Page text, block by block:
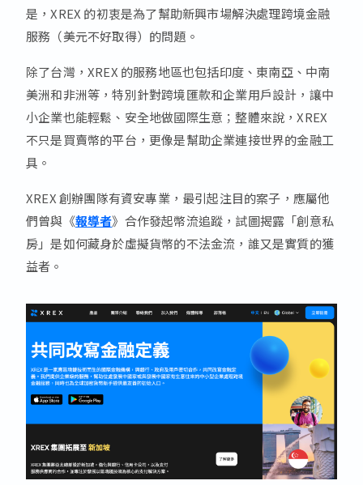
是，XREX 的初衷是為了幫助新興市場解決處理跨境金融
服務（美元不好取得）的問題。
除了台灣，XREX 的服務地區也包括印度、東南亞、中南
美洲和非洲等，特別針對跨境匯款和企業用戶設計，讓中
小企業也能輕鬆、安全地做國際生意；整體來說，XREX
不只是買賣幣的平台，更像是幫助企業連接世界的金融工
具。
XREX 創辦團隊有資安專業，最引起注目的案子，應屬他
們曾與《報導者》合作發起幣流追蹤，試圖揭露「創意私
房」是如何藏身於虛擬貨幣的不法金流，誰又是實質的獲
益者。